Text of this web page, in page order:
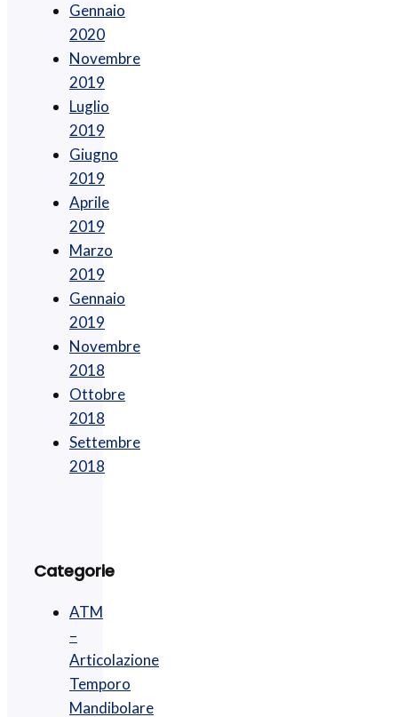
Gennaio
2020
Novembre
2019
Luglio
2019
Giugno
2019
Aprile
2019
Marzo
2019
Gennaio
2019
Novembre
2018
Ottobre
2018
Settembre
2018
Categorie
ATM
–
Articolazione
Temporo
Mandibolare